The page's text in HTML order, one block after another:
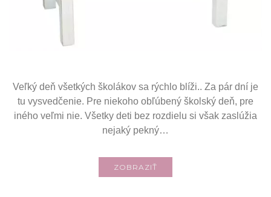
Veľký deň všetkých školákov sa rýchlo blíži.. Za pár dní je
tu vysvedčenie. Pre niekoho obľúbený školský deň, pre
iného veľmi nie. Všetky deti bez rozdielu si však zaslúžia
nejaký pekný…
ZOBRAZIŤ